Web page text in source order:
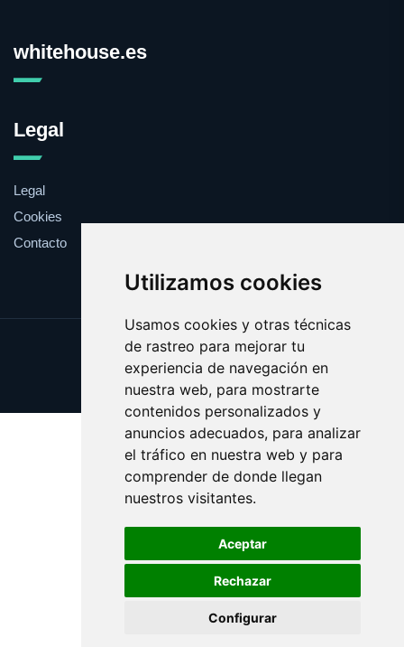
Utilizamos cookies
Usamos cookies y otras técnicas
de rastreo para mejorar tu
experiencia de navegación en
nuestra web, para mostrarte
contenidos personalizados y
anuncios adecuados, para analizar
el tráfico en nuestra web y para
comprender de donde llegan
nuestros visitantes.
Aceptar
Rechazar
Configurar
whitehouse.es
Legal
Legal
Cookies
Contacto
Update cookies preferences
Copyright © 2025 whitehouse.es